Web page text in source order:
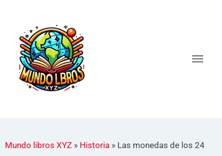
contenido
Mundo libros XYZ » Historia » Las monedas de los 24